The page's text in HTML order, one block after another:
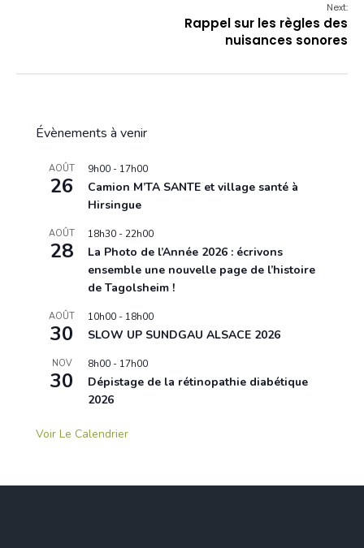
Next:
Rappel sur les règles des
nuisances sonores
Évènements à venir
AOÛT
26
9h00 - 17h00
Camion M’TA SANTE et village santé à
Hirsingue
AOÛT
28
18h30 -22h00
La Photo de l’Année 2026 : écrivons
ensemble une nouvelle page de l’histoire
de Tagolsheim !
AOÛT
30
10h00 - 18h00
SLOW UP SUNDGAU ALSACE 2026
NOV
30
8h00 - 17h00
Dépistage de la rétinopathie diabétique
2026
Voir Le Calendrier